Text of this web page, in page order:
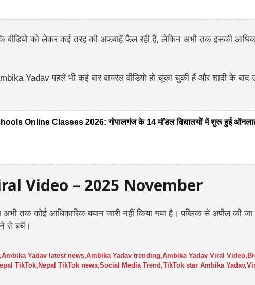
वीडियो को लेकर कई तरह की अफवाहें फैल रही हैं, लेकिन अभी तक इसकी
Yadav पहले भी कई बार वायरल वीडियो हो चूका चुकी हैं और शादी के बाद
Online Classes 2026: गोपालगंज के 14 मॉडल विद्यालयों में शुरू हुई
Video – 2025 November
अभी तक कोई आधिकारिक बयान जारी नहीं किया गया है। पब्लिक से अपील की जा
से बचें।
,Ambika Yadav latest news,Ambika Yadav trending,Ambika Yadav Viral Video,
TikTok, Nepal TikTok news,Social Media Trend ,TikTok star Ambika Yadav,